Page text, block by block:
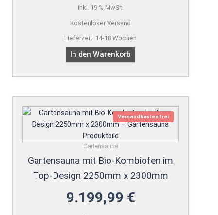
inkl. 19 % MwSt.
Kostenloser Versand
Lieferzeit: 14-18 Wochen
In den Warenkorb
Versandkostenfrei
Gartensauna
Gartensauna mit Bio-Kombiofen im
Top-Design 2250mm x 2300mm
9.199,99 €